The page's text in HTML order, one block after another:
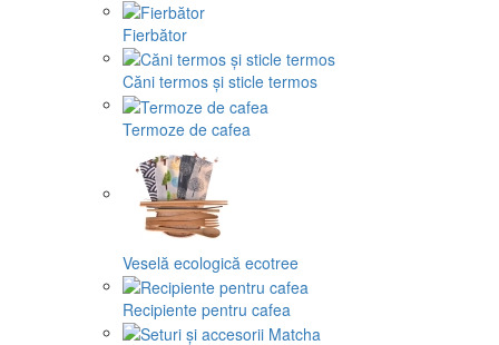
Fierbător
Căni termos și sticle termos
Termoze de cafea
Veselă ecologică ecotree
Recipiente pentru cafea